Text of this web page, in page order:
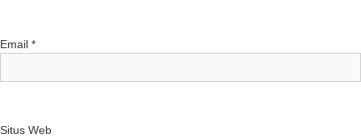
Email *
Situs Web